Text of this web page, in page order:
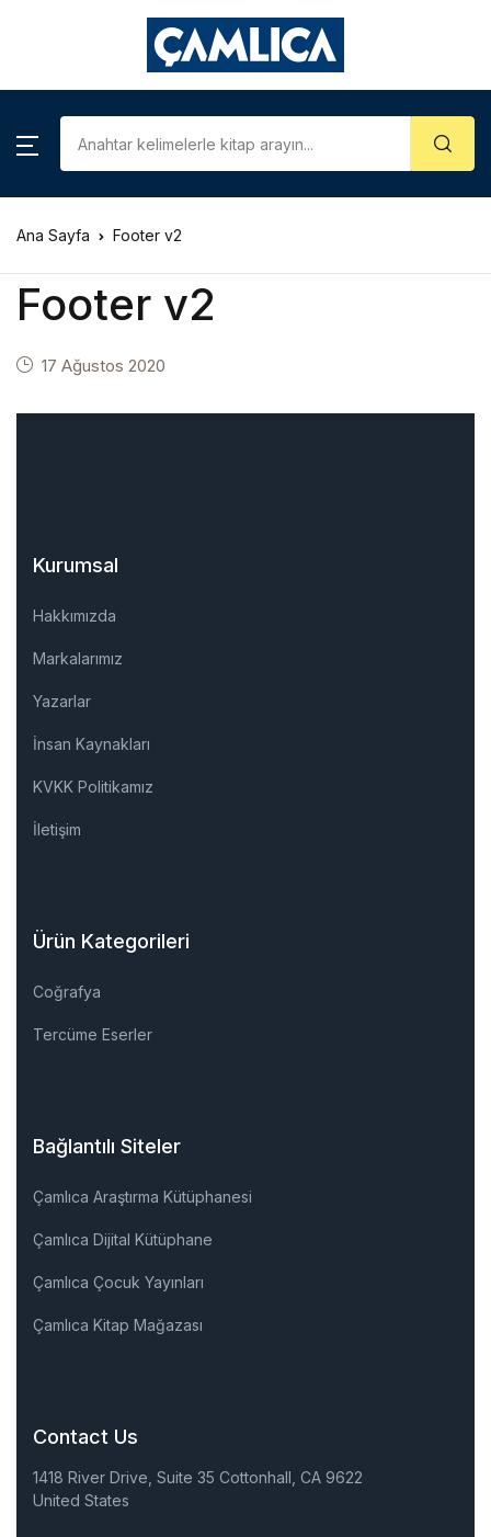
Kategoriler
Ana Sayfa Footer v2
Footer v2
17 Ağustos 2020
Kurumsal
Hakkımızda
Markalarımız
Yazarlar
İnsan Kaynakları
KVKK Politikamız
İletişim
Ürün Kategorileri
Coğrafya
Tercüme Eserler
Bağlantılı Siteler
Çamlıca Araştırma Kütüphanesi
Çamlıca Dijital Kütüphane
Çamlıca Çocuk Yayınları
Çamlıca Kitap Mağazası
Contact Us
1418 River Drive, Suite 35 Cottonhall, CA 9622
United States